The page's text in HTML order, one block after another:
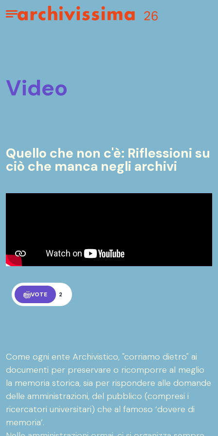
Home page
Apri il menu
video
Quello che non c'è: Riflessioni su
ciò che manca negli archivi
VOTE 2
Come ogni ente Archivistico, "corriamo dietro" ai
documenti per preservare o ricomporre al meglio
la memoria storica, sia per rispondere alle domande
delle amministrazioni, del pubblico (compresi i
ricercatori universitari) che al famoso ‘dovere di
memoria’.